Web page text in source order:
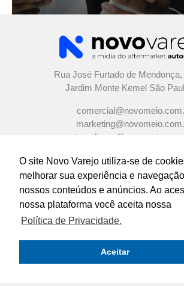
O site Novo Varejo utiliza-se de
melhorar sua experiência e
nossos conteúdos e anúncios. Ao
nossa plataforma você aceita nossa
Política de Privacidade.
Aceitar
Rua José Furtado de Mendonça,
Jardim Monte Kemel São
CONFIRA AS NOSSAS REDES
profissionais das lojas de componentes